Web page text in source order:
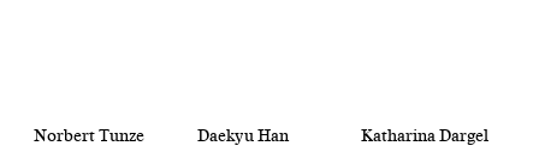
Norbert Tunze Daekyu Han Katharina Dargel